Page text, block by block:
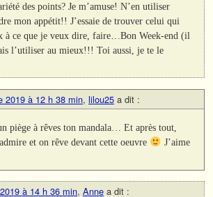
des points? Je m’amuse! N’en utiliser
mon appétit!! J’essaie de trouver celui qui
à ce que je veux dire, faire…Bon Week-end (il
l’utiliser au mieux!!! Toi aussi, je te le
2019 à 12 h 38 min, lilou25 a dit :
piège à rêves ton mandala… Et après tout,
et on rêve devant cette oeuvre
J’aime
à 14 h 36 min, Anne a dit :